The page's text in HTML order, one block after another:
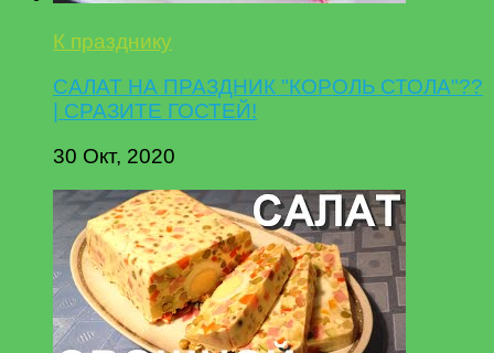
К празднику
САЛАТ НА ПРАЗДНИК "КОРОЛЬ СТОЛА"??
| СРАЗИТЕ ГОСТЕЙ!
30 Окт, 2020